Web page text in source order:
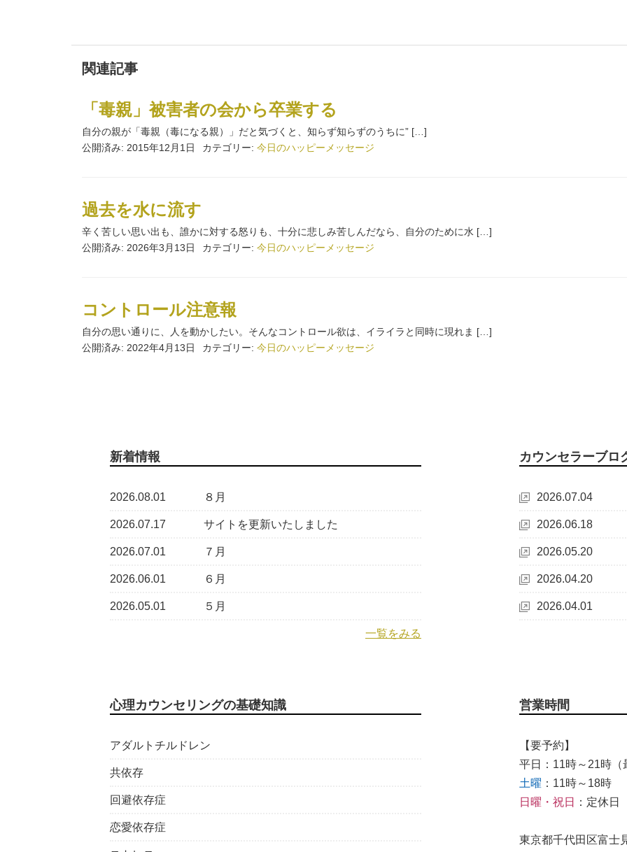
関連記事
「毒親」被害者の会から卒業する
自分の親が「毒親（毒になる親）」だと気づくと、知らず知らずのうちに” […]
公開済み: 2015年12月1日
カテゴリー: 今日のハッピーメッセージ
過去を水に流す
辛く苦しい思い出も、誰かに対する怒りも、十分に悲しみ苦しんだなら、自分のために水 […]
公開済み: 2026年3月13日
カテゴリー: 今日のハッピーメッセージ
コントロール注意報
自分の思い通りに、人を動かしたい。そんなコントロール欲は、イライラと同時に現れま […]
公開済み: 2022年4月13日
カテゴリー: 今日のハッピーメッセージ
新着情報
2026.08.01 ８月
2026.07.17 サイトを更新いたしました
2026.07.01 ７月
2026.06.01 ６月
2026.05.01 ５月
一覧をみる
カウンセラーブロ
2026.07.04
2026.06.18
2026.05.20
2026.04.20
2026.04.01
心理カウンセリングの基礎知識
アダルトチルドレン
共依存
回避依存症
恋愛依存症
営業時間
【要予約】
平日：11時～21時（
土曜 ：11時～18時
日曜・祝日
：定休日
東京都千代田区富士